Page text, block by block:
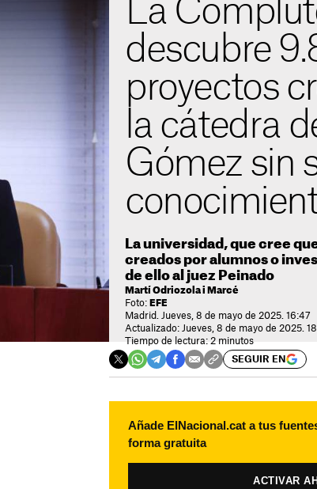
La
descubre
proyectos
la cátedra
Gómez sin
La universidad, que cree
creados por alumnos o
de ello al juez Peinado
Martí Odriozola i Marcé
Foto: EFE
Madrid. Jueves, 8 de mayo de 2025. 16:47
Actualizado: Jueves, 8 de mayo de 2025.
Tiempo de lectura: 2 minutos
SEGUIR EN
Añade ElNacional.cat a tus
forma gratuita
ACTIVAR